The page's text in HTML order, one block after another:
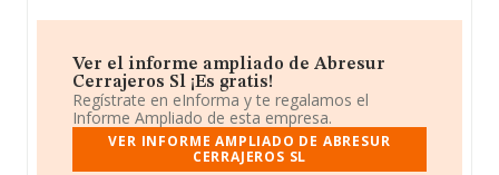
Ver el informe ampliado de Abresur
Cerrajeros Sl ¡Es gratis!
Regístrate en eInforma y te regalamos el
Informe Ampliado de esta empresa.
VER INFORME AMPLIADO DE ABRESUR
CERRAJEROS SL